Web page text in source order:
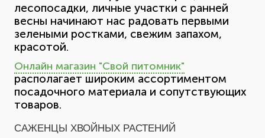
лесопосадки, личные участки с ранней
весны начинают нас радовать первыми
зелеными ростками, свежим запахом,
красотой.
Онлайн магазин "Свой питомник"
располагает широким ассортиментом
посадочного материала и сопутствующих
товаров.
САЖЕНЦЫ ХВОЙНЫХ РАСТЕНИЙ